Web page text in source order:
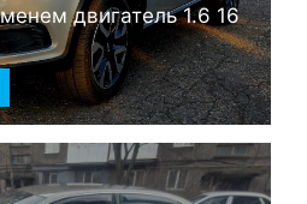
двигатель 1.6 16